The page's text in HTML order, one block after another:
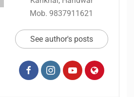
Mob. 9837911621
See author's posts